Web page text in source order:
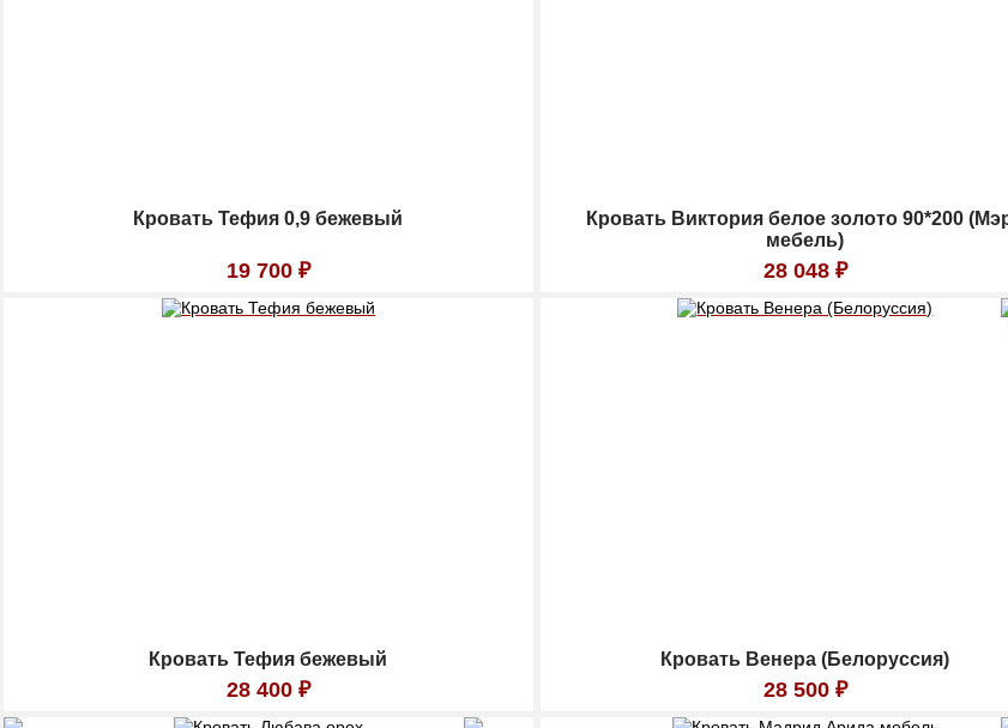
Кровать Тефия 0,9 бежевый
19 700 ₽
Кровать Виктория белое золото 90*200
мебель)
28 048 ₽
Кровать Тефия бежевый
28 400 ₽
Кровать Венера (Белоруссия)
28 500 ₽